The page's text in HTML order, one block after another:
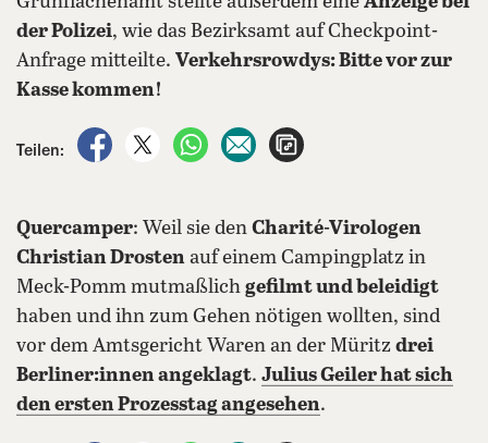
der Polizei, wie das Bezirksamt auf Checkpoint-
Anfrage mitteilte. Verkehrsrowdys: Bitte vor zur
Kasse kommen!
Teilen:
auf Facebook teilen
auf X teilenper WhatsApp teilen
per E-Mail teilen
Quercamper: Weil sie den Charité-Virologen
Christian Drosten auf einem Campingplatz in
Meck-Pomm mutmaßlich gefilmt und beleidigt
haben und ihn zum Gehen nötigen wollten, sind
vor dem Amtsgericht Waren an der Müritz drei
Berliner:innen angeklagt. Julius Geiler hat sich
den ersten Prozesstag angesehen.